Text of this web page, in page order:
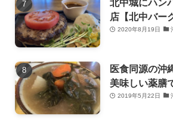
北中城にハン
店【北中バー
2020年8月19日
医食同源の沖
美味しい薬膳
2019年5月22日